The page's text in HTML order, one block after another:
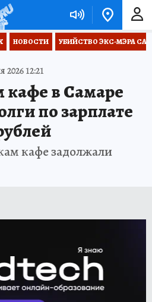
НОВОСТИ УБИЙСТВО ЭКС-МЭРА
2026 12:21
в Самаре
по зарплате
кафе задолжали